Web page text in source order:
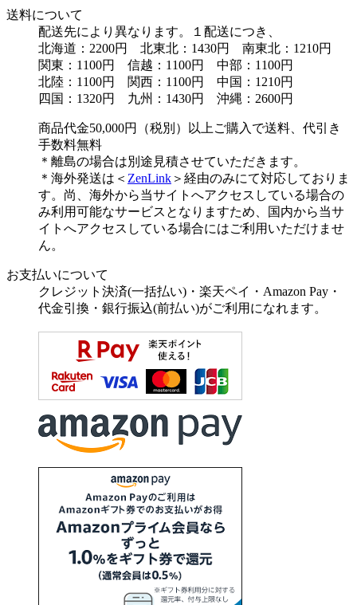
送料について
配送先により異なります。１配送につき、
北海道：2200円 北東北：1430円 南東北：1210円
関東：1100円 信越：1100円 中部：1100円
北陸：1100円 関西：1100円 中国：1210円
四国：1320円 九州：1430円 沖縄：2600円
商品代金50,000円（税別）以上ご購入で送料、代引き
手数料無料
＊離島の場合は別途見積させていただきます。
＊海外発送は＜ ZenLink ＞経由のみにて対応しておりま
す。尚、海外から当サイトへアクセスしている場合の
み利用可能なサービスとなりますため、国内から当サ
イトへアクセスしている場合にはご利用いただけませ
ん。
お支払いについて
クレジット決済(一括払い)・楽天ペイ・Amazon Pay・
代金引換・銀行振込(前払い)がご利用になれます。